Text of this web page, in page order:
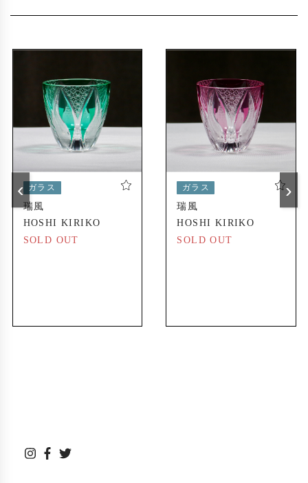
ガラス
瑞風
HOSHI KIRIKO
SOLD OUT
ガラス
瑞風
HOSHI KIRIKO
SOLD OUT
‹ ›